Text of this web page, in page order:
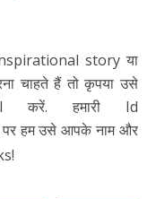
story या
चाहते हैं तो कृपया उसे
करें. हमारी Id
हम उसे आपके नाम और